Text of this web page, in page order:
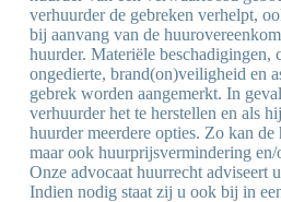
verhuurder de gebreken verhelpt,
bij aanvang van de
huurder. Materiële beschadigingen,
ongedierte, brand(on)veiligheid en
gebrek worden aangemerkt. In
verhuurder het te herstellen en als
huurder meerdere opties. Zo kan de
maar ook huurprijsvermindering en/
Onze advocaat huurrecht adviseert
Indien nodig staat zij u ook bij in